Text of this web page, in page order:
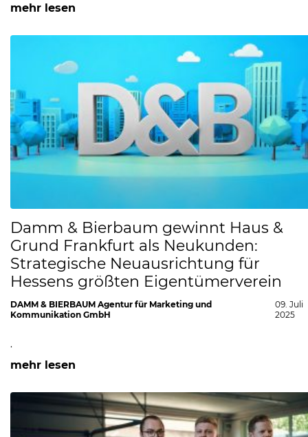
mehr lesen
Damm & Bierbaum gewinnt Haus &
Grund Frankfurt als Neukunden:
Strategische Neuausrichtung für
Hessens größten Eigentümerverein
DAMM & BIERBAUM Agentur für Marketing und
Kommunikation GmbH
09. Juli
2025
.
mehr lesen